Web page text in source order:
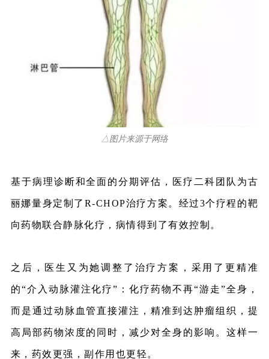
△图片来源于网络
基于病理诊断和全面的分期评估，医疗二科团队为古
丽娜量身定制了R-CHOP治疗方案。经过3个疗程的靶
向药物联合静脉化疗，病情得到了有效控制。
之后，医生又为她调整了治疗方案，采用了更精准
的“介入动脉灌注化疗”：化疗药物不再“游走”全身，
而是通过动脉血管直接灌注，精准到达肿瘤组织，提
高局部药物浓度的同时，减少对全身的影响。这样一
来，药效更强，副作用也更轻。